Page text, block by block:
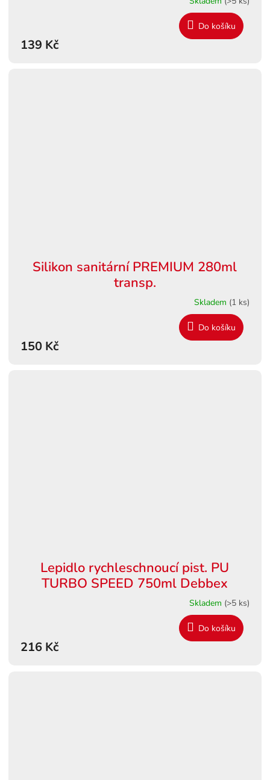
139 Kč
Do košíku
Silikon sanitární PREMIUM 280ml
transp.
Skladem (1 ks)
150 Kč
Do košíku
Lepidlo rychleschnoucí pist. PU
TURBO SPEED 750ml Debbex
Skladem (>5 ks)
216 Kč
Do košíku